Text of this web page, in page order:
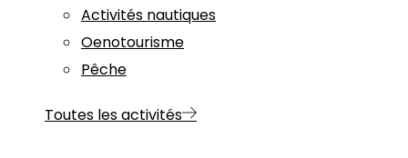
Activités nautiques
Oenotourisme
Pêche
Toutes les activités